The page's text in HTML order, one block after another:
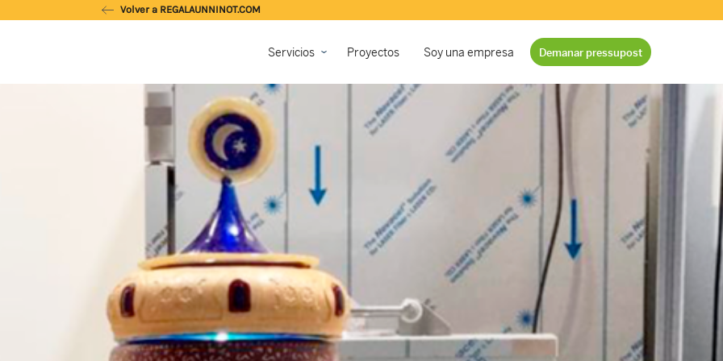
Volver a REGALAUNNINOT.COM
Servicios Proyectos Soy una empresa Demanar pressupost